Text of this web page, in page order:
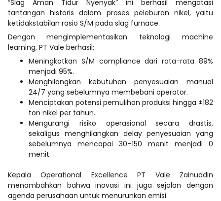
“Slag Aman Tidur Nyenyak” ini berhasil mengatasi
tantangan historis dalam proses peleburan nikel, yaitu
ketidakstabilan rasio S/M pada slag furnace.
Dengan mengimplementasikan teknologi machine
learning, PT Vale berhasil:
Meningkatkan S/M compliance dari rata-rata 89%
menjadi 95%.
Menghilangkan kebutuhan penyesuaian manual
24/7 yang sebelumnya membebani operator.
Menciptakan potensi pemulihan produksi hingga ±182
ton nikel per tahun.
Mengurangi risiko operasional secara drastis,
sekaligus menghilangkan delay penyesuaian yang
sebelumnya mencapai 30–150 menit menjadi 0
menit.
Kepala Operational Excellence PT Vale Zainuddin
menambahkan bahwa inovasi ini juga sejalan dengan
agenda perusahaan untuk menurunkan emisi.